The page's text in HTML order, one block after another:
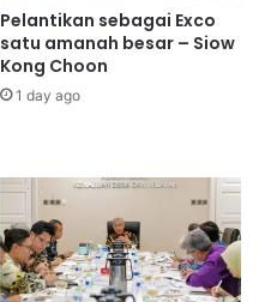
Pelantikan sebagai Exco
satu amanah besar – Siow
Kong Choon
1 day ago